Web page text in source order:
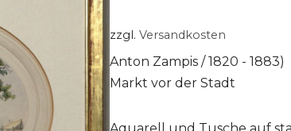
zzgl. Versandkosten
Anton Zampis / 1820 - 1883)
Markt vor der Stadt